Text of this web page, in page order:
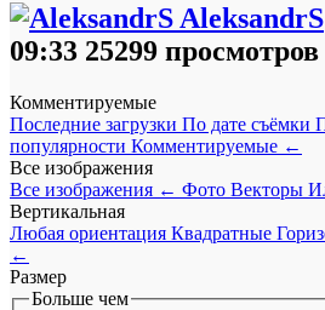
AleksandrS
09:33 25299 просмотров
Комментируемые
Последние загрузки По дате съёмки
популярности Комментируемые ←
Все изображения
Все изображения ← Фото Векторы
Вертикальная
Любая ориентация Квадратные
←
Размер
Больше чем